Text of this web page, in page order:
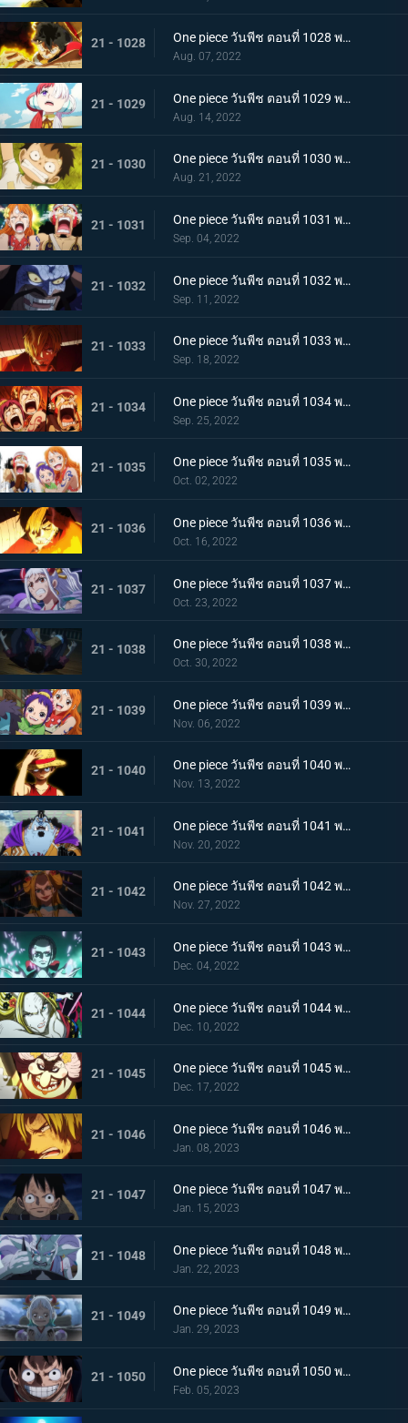
21 - 1028 One piece วันพีช ตอนที่ 1028 พากย์ไทย ก้ามข้ามสี่จักรพรรดิสิ หมัดเหล็กโต้กลับของลูฟี่
Aug. 07, 2022
21 - 1029 One piece วันพีช ตอนที่ 1029 พากย์ไทย ความทรงจำลางเลือน ลูฟี่กับอูตะลูกสาวของผมแดง
Aug. 14, 2022
21 - 1030 One piece วันพีช ตอนที่ 1030 พากย์ไทย คำสาบานต่อยุคสมัยใหม่! ลูฟี่กับอูตะ
Aug. 21, 2022
21 - 1031 One piece วันพีช ตอนที่ 1031 พากย์ไทย นามิตะโกนสุดเสียง เดธเรซแบบจนตรอก
Sep. 04, 2022
21 - 1032 One piece วันพีช ตอนที่ 1032 พากย์ไทย รุ่งอรุณของแคว้นวะ ทุกด้านประจันหน้าสุดเดือด
Sep. 11, 2022
21 - 1033 One piece วันพีช ตอนที่ 1033 พากย์ไทย ชี้ขาด หมัดราชันย์เร่งความเร็วของลูฟี่
Sep. 18, 2022
21 - 1034 One piece วันพีช ตอนที่ 1034 พากย์ไทย ลูฟี่พ่ายแพ้! กลุ่มหมวกฟางตกที่นั่งลำบาก
Sep. 25, 2022
21 - 1035 One piece วันพีช ตอนที่ 1035 พากย์ไทย ร้อยอสูรเหยียบย่ำ สิ้นสมัยตระกูลโคสึกิ
Oct. 02, 2022
21 - 1036 One piece วันพีช ตอนที่ 1036 พากย์ไทย ต่อต้านคืนมืดมิด โชกุนใหญ่แคว้นวะกู่ก้อง
Oct. 16, 2022
21 - 1037 One piece วันพีช ตอนที่ 1037 พากย์ไทย เชื่อในลูฟี่สิ! พันธมิตรเปิดฉากโต้กลับ
Oct. 23, 2022
21 - 1038 One piece วันพีช ตอนที่ 1038 พากย์ไทย ท่าไม้ตายของนามิ! ศึกเสี่ยงตายของโอทามะ
Oct. 30, 2022
21 - 1039 One piece วันพีช ตอนที่ 1039 พากย์ไทย พวกพ้องเพิ่มพรวด กลุ่มหมวกฟางโต้กลับ
Nov. 06, 2022
21 - 1040 One piece วันพีช ตอนที่ 1040 พากย์ไทย ความภาคภูมิใจของนายท้าย จินเบเดือดจัด!
Nov. 13, 2022
21 - 1041 One piece วันพีช ตอนที่ 1041 พากย์ไทย ยอดศึกตัดสินสัตว์ประหลาด! ยามาโตะกับแฟรงกี้
Nov. 20, 2022
21 - 1042 One piece วันพีช ตอนที่ 1042 พากย์ไทย กับดักของผู้ล่า การยั่วยวนของแบล็คมาเรีย
Nov. 27, 2022
21 - 1043 One piece วันพีช ตอนที่ 1043 พากย์ไทย สะบั้นฝันร้าย บรู๊คดึงดาบน้ำแข็งออกจากฝัก
Dec. 04, 2022
21 - 1044 One piece วันพีช ตอนที่ 1044 พากย์ไทย คลัตช์ โรบินสวมอวตารปีศาจ
Dec. 10, 2022
21 - 1045 One piece วันพีช ตอนที่ 1045 พากย์ไทย คำสาป ภัยร้ายคืบคลานหาคิดกับโซโล
Dec. 17, 2022
21 - 1046 One piece วันพีช ตอนที่ 1046 พากย์ไทย เดิมพันใหญ่จะหัวหรือก้อย ปีกคู่ออกโรง
Jan. 08, 2023
21 - 1047 One piece วันพีช ตอนที่ 1047 พากย์ไทย จงปีนขึ้นไปสู้รุ่งอรุณ! มังกรสีชมพูอาละวาด
Jan. 15, 2023
21 - 1048 One piece วันพีช ตอนที่ 1048 พากย์ไทย ไปสู่อนาคต! คำสาบานของยามาโตะกับสุดยอดนักดาบ
Jan. 22, 2023
21 - 1049 One piece วันพีช ตอนที่ 1049 พากย์ไทย ลูฟี่โบยบิน! ล้างแค้นร้อยอสูร
Jan. 29, 2023
21 - 1050 One piece วันพีช ตอนที่ 1050 พากย์ไทย มังกร 2 ตัวเผชิญหน้า! ความมุ่งมั่นของโมโมโนะสุเกะ!
Feb. 05, 2023